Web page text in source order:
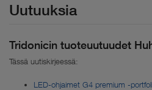
Uutuuksia
Tridonicin tuoteuutuudet
Tässä uutiskirjeessä:
LED-ohjaimet G4 premium -